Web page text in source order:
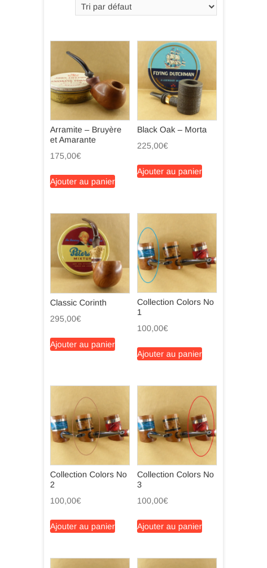
Arramite – Bruyère
et Amarante
175,00€
Ajouter au panier
Black Oak – Morta
225,00€
Ajouter au panier
Classic Corinth
295,00€
Ajouter au panier
Collection Colors No
1
100,00€
Ajouter au panier
Collection Colors No
2
100,00€
Ajouter au panier
Collection Colors No
3
100,00€
Ajouter au panier